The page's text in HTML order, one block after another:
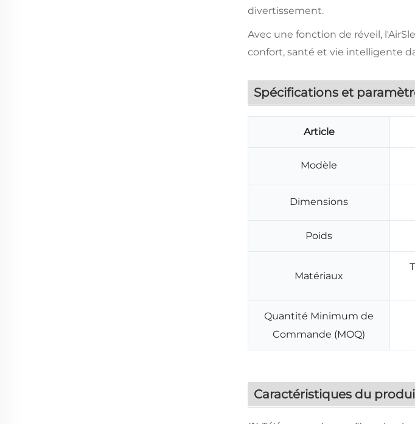
divertissement.
Avec une fonction de réveil,
confort, santé et vie intelligente
Spécifications et
Article
Modèle
Dimensions
Poids
Matériaux
Quantité Minimum de
Commande (MOQ)
Caractéristiques du